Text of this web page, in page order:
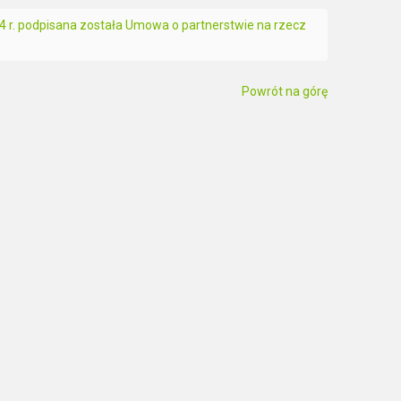
r. podpisana została Umowa o partnerstwie na rzecz
Powrót na górę